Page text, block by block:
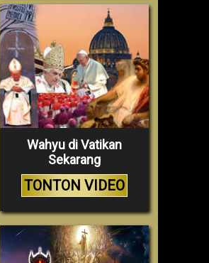
Wahyu di Vatikan
Sekarang
TONTON VIDEO